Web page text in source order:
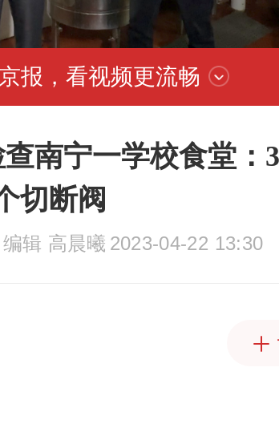
报，看视频更流畅
南宁一学校食堂：
切断阀
辑 高晨曦 2023-04-22 13:30